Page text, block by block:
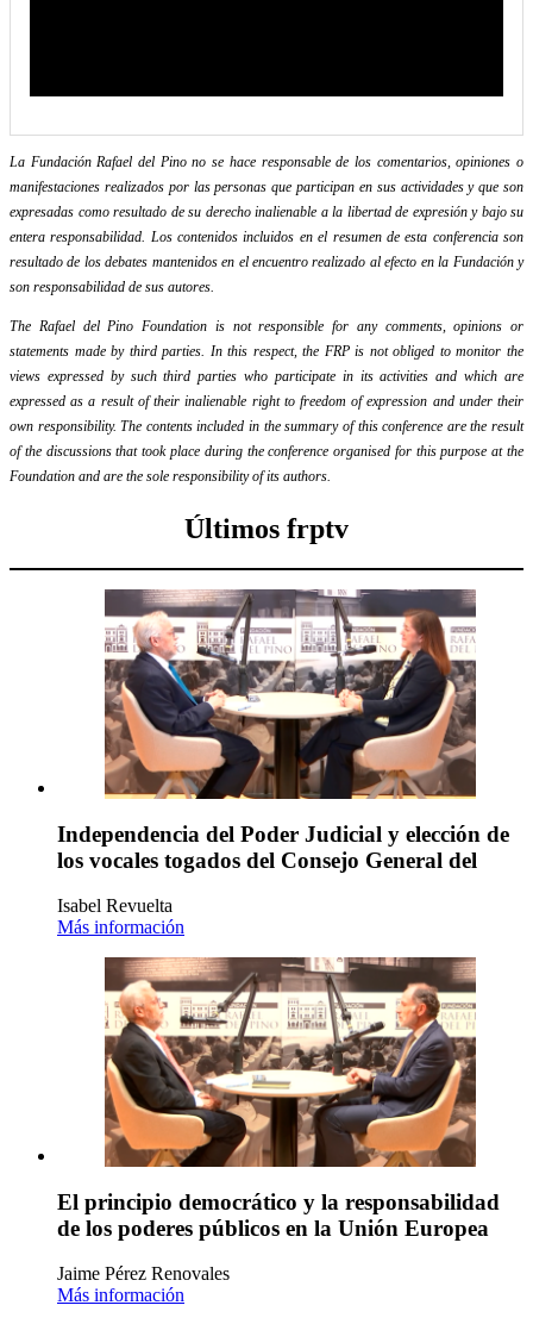
La Fundación Rafael del Pino no se hace responsable de los comentarios, opiniones o
manifestaciones realizados por las personas que participan en sus actividades y que son
expresadas como resultado de su derecho inalienable a la libertad de expresión y bajo su
entera responsabilidad. Los contenidos incluidos en el resumen de esta conferencia son
resultado de los debates mantenidos en el encuentro realizado al efecto en la Fundación y
son responsabilidad de sus autores.
The Rafael del Pino Foundation is not responsible for any comments, opinions or
statements made by third parties. In this respect, the FRP is not obliged to monitor the
views expressed by such third parties who participate in its activities and which are
expressed as a result of their inalienable right to freedom of expression and under their
own responsibility. The contents included in the summary of this conference are the result
of the discussions that took place during the conference organised for this purpose at the
Foundation and are the sole responsibility of its authors.
Últimos frptv
Independencia del Poder Judicial y elección de
los vocales togados del Consejo General del
Isabel Revuelta
Más información
El principio democrático y la responsabilidad
de los poderes públicos en la Unión Europea
Jaime Pérez Renovales
Más información